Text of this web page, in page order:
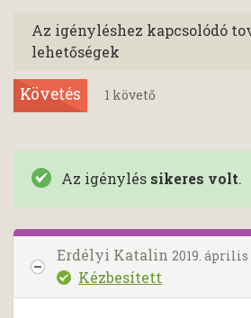
Az igényléshez kapcsolódó
lehetőségek
Követés 1 követő
Az igénylés sikeres volt.
Erdélyi Katalin 2019. április
Kézbesített